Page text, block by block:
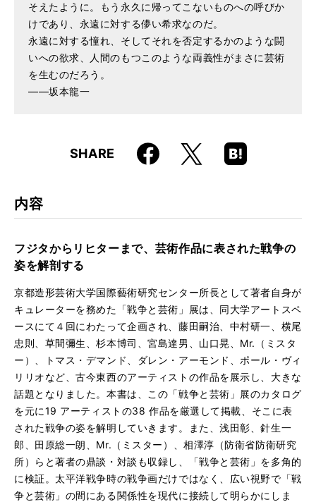
そえたように。もう永久に帰ってこないものへの呼びか
けであり、永遠に対する儚い希求なのだ。
永遠に対する憧れ、そしてそれを否定するかのような闘
いへの欲求、人間のもつこのような両義性がまさに芸術
を生むのだろう。
――坂本龍一
SHARE Faceboo
k
X
Hatena
Boo
内容
フジタからリヒターまで、芸術作品に表された戦争の
姿を解剖する
京都造形芸術大学国際藝術研究センター所長として著者自身が
キュレーターを務めた「戦争と芸術」展は、同大学アートスペ
ースにて４回にわたって企画され、藤田嗣治、中村研一、横尾
忠則、草間彌生、杉本博司、宮島達男、山口晃、Mr.（ミスタ
ー）、トマス・デマンド、ダレン・アーモンド、ポール・ヴィ
リリオなど、古今東西のアーティストの作品を展示し、大きな
話題となりました。本書は、この「戦争と芸術」展のカタログ
を元に19 アーティストの38 作品を厳選して掲載、そこに表
された戦争の姿を解明していきます。また、浅田彰、針生一
郎、田原総一朗、Mr.（ミスター）、相澤淳（防衛省防衛研究
所）らと著者の鼎談・対談も収録し、「戦争と芸術」を多角的
に検証。太平洋戦争時の戦争画だけではなく、広い視野で「戦
争と芸術」の間にある関係性を現代に接続して明らかにしま